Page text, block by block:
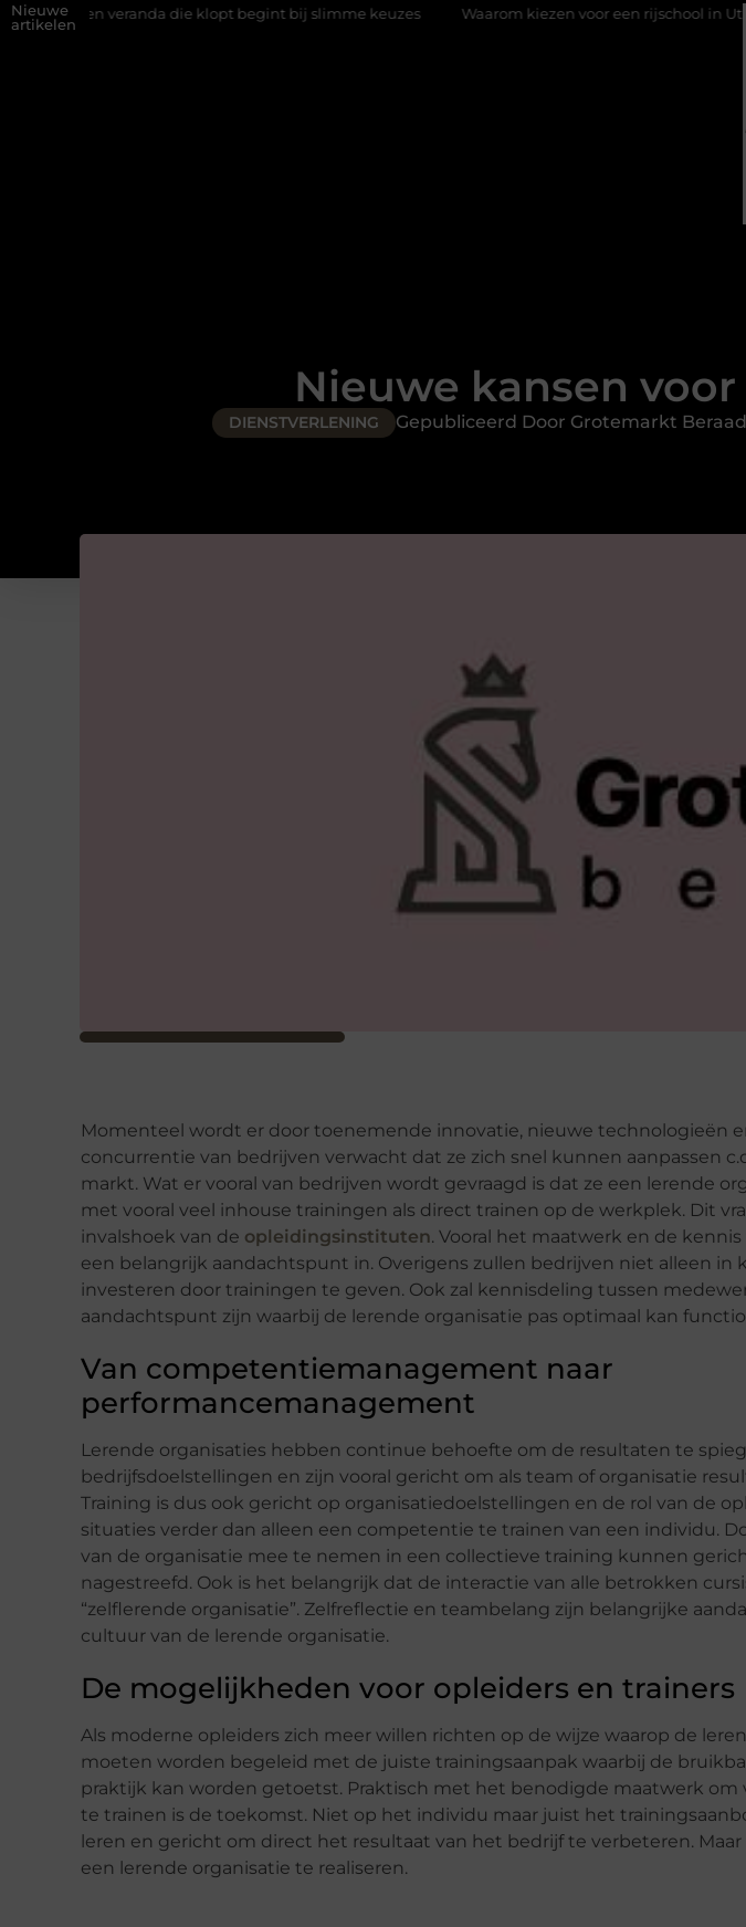
Nieuwe
artikelen
veranda die klopt begint bij slimme keuzes Waarom kiezen voor een rijschool in Utrecht?
Nieuwe kansen
DIENSTVERLENING Gepubliceerd Door Grotemarkt Beraad
Momenteel wordt er door toenemende innovatie, nieuwe technologieën
concurrentie van bedrijven verwacht dat ze zich snel kunnen aanpassen
markt. Wat er vooral van bedrijven wordt gevraagd is dat ze een lerende
met vooral veel inhouse trainingen als direct trainen op de werkplek. Dit
invalshoek van de opleidingsinstituten. Vooral het maatwerk en de
een belangrijk aandachtspunt in. Overigens zullen bedrijven niet alleen in
investeren door trainingen te geven. Ook zal kennisdeling tussen
aandachtspunt zijn waarbij de lerende organisatie pas optimaal kan
Van competentiemanagement naar
performancemanagement
Lerende organisaties hebben continue behoefte om de resultaten te
bedrijfsdoelstellingen en zijn vooral gericht om als team of organisatie
Training is dus ook gericht op organisatiedoelstellingen en de rol van de
situaties verder dan alleen een competentie te trainen van een individu.
van de organisatie mee te nemen in een collectieve training kunnen
nagestreefd. Ook is het belangrijk dat de interactie van alle betrokken
“zelflerende organisatie”. Zelfreflectie en teambelang zijn belangrijke
cultuur van de lerende organisatie.
De mogelijkheden voor opleiders en trainers
Als moderne opleiders zich meer willen richten op de wijze waarop de
moeten worden begeleid met de juiste trainingsaanpak waarbij de
praktijk kan worden getoetst. Praktisch met het benodigde maatwerk
te trainen is de toekomst. Niet op het individu maar juist het
leren en gericht om direct het resultaat van het bedrijf te verbeteren. Maar
een lerende organisatie te realiseren.